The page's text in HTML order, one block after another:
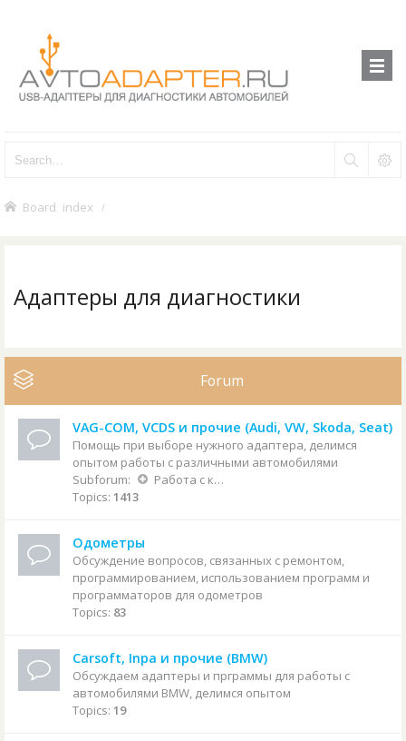
Board index
Адаптеры для диагностики
Forum
VAG-COM, VCDS и прочие (Audi, VW, Skoda, Seat)
Помощь при выборе нужного адаптера, делимся
опытом работы с различными автомобилями
Subforum:
Работа с конкретными автомобилями
Topics: 1413
Одометры
Обсуждение вопросов, связанных с ремонтом,
программированием, использованием программ и
программаторов для одометров
Topics: 83
Carsoft, Inpa и прочие (BMW)
Обсуждаем адаптеры и прграммы для работы с
автомобилями BMW, делимся опытом
Topics: 19